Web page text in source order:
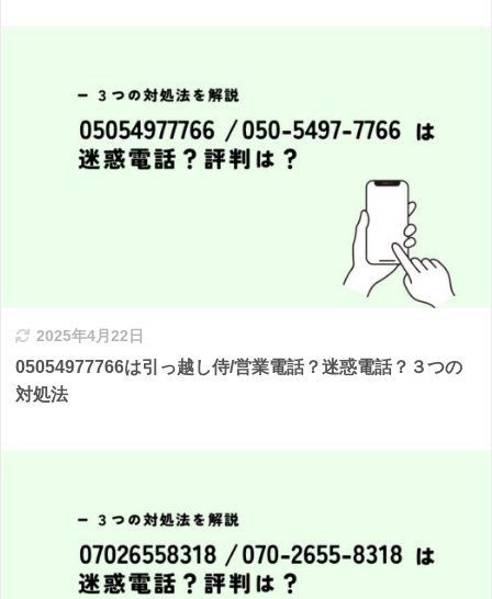
2025年4月22日
05054977766は引っ越し侍/営業電話？迷惑電話？３つの
対処法